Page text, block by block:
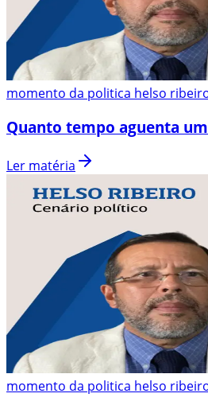
momento da politica helso
Quanto tempo aguenta
Ler matéria
momento da politica helso